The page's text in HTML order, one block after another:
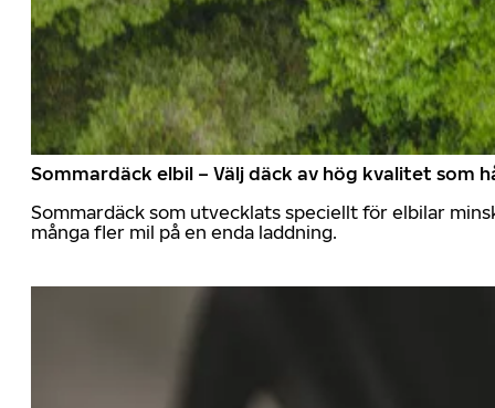
Sommardäck elbil – Välj däck av hög kvalitet som
Sommardäck som utvecklats speciellt för elbilar
många fler mil på en enda laddning.